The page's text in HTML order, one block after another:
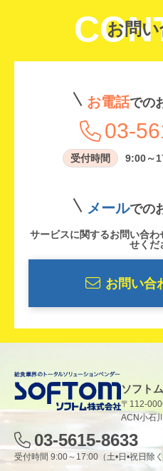
お問
お電話での
03-
受付時間 9:00～
メールでの
サービスに関するお問い合
せくだ
お問い合
ソフト
〒112-
ACN小石
03-5615-8633
受付時間 9:00～17:00（土•日•祝日除く